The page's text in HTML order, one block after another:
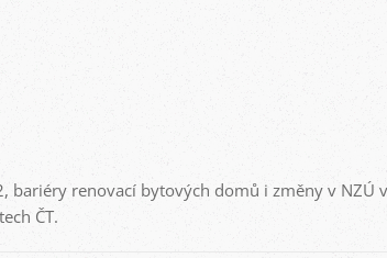
bariéry renovací bytových domů i změny v NZÚ
ČT.